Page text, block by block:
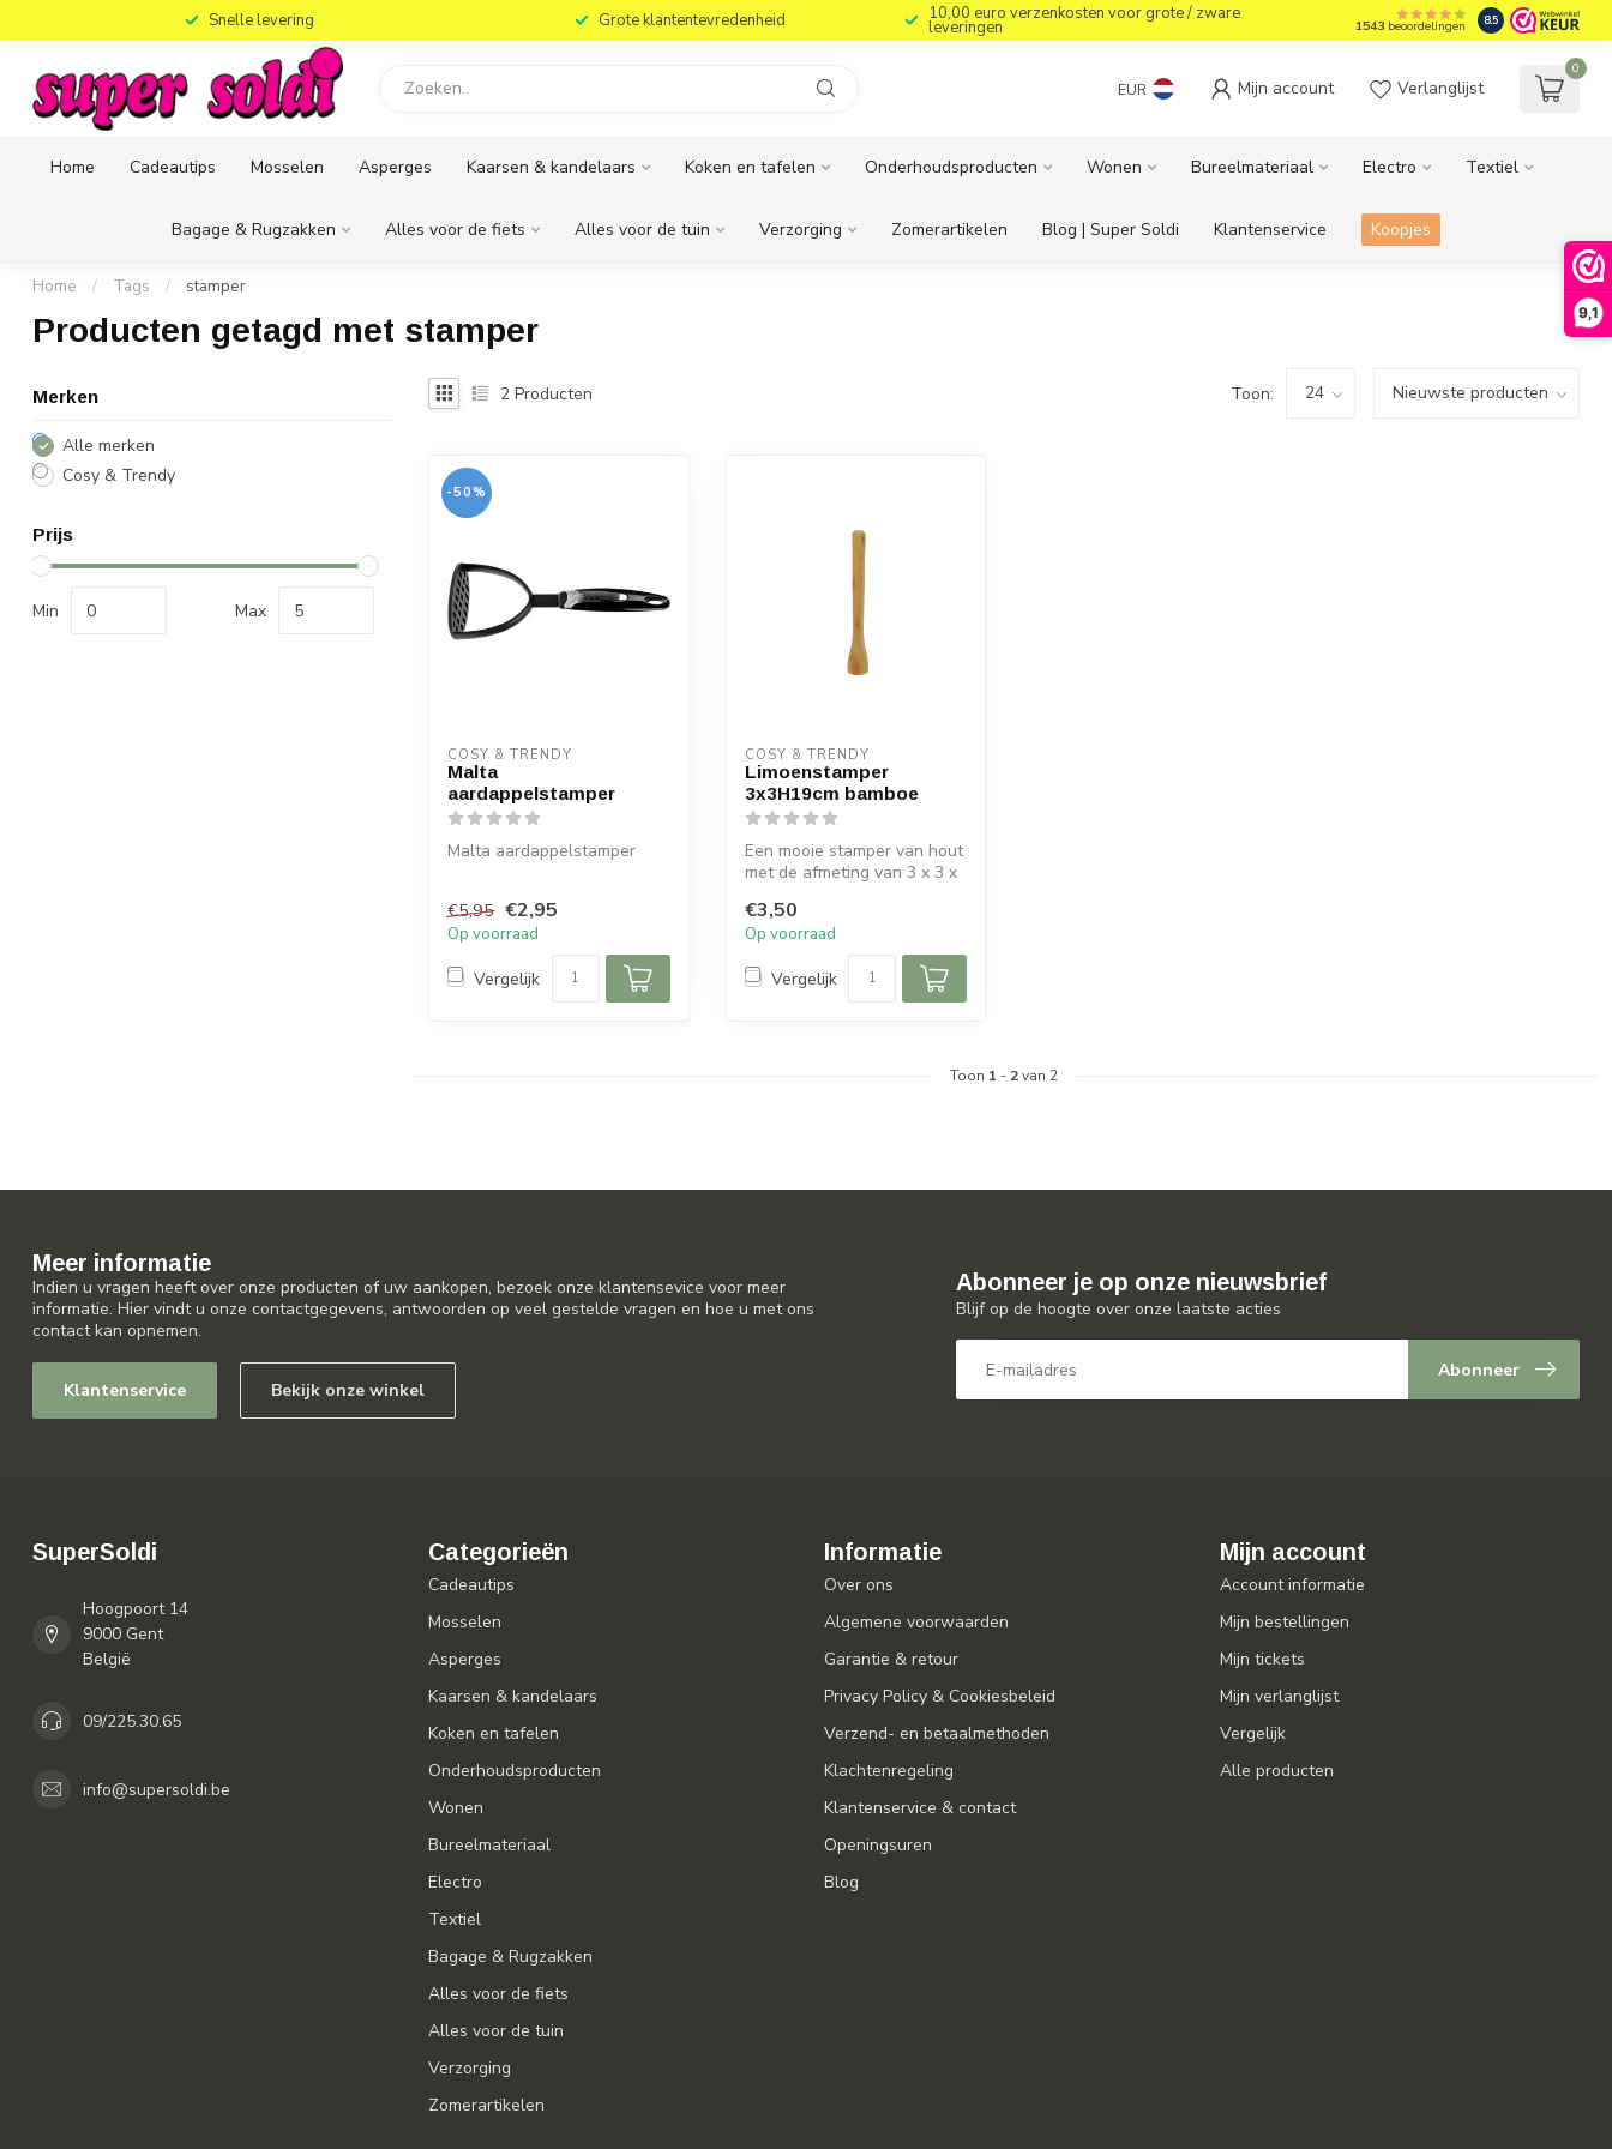
9,1
Snelle levering Grote klantentevredenheid 10,00 euro verzenkosten voor grote / zware
leveringen 1543beoordelingen 8.5
EUR Mijn account Verlanglijst
0
Home Cadeautips Mosselen Asperges Kaarsen & kandelaars Koken en tafelen Onderhoudsproducten Wonen Bureelmateriaal Electro Textiel
Bagage & Rugzakken Alles voor de fiets Alles voor de tuin Verzorging Zomerartikelen Blog | Super Soldi Klantenservice Koopjes
Home / Tags / stamper
Producten getagd met stamper
Merken
Alle merken
Cosy & Trendy
Prijs
Min Max
2 Producten Toon:
-50%
COSY & TRENDY
Malta
aardappelstamper
Malta aardappelstamper
€5,95 €2,95
Op voorraad
Vergelijk
COSY & TRENDY
Limoenstamper
3x3H19cm bamboe
Een mooie stamper van hout
met de afmeting van 3 x 3 x
€3,50
Op voorraad
Vergelijk
Toon 1 - 2van 2
Meer informatie
Indien u vragen heeft over onze producten of uw aankopen, bezoek onze klantensevice voor meer
informatie. Hier vindt u onze contactgegevens, antwoorden op veel gestelde vragen en hoe u met ons
contact kan opnemen.
Klantenservice Bekijk onze winkel
Abonneer je op onze nieuwsbrief
Blijf op de hoogte over onze laatste acties
Abonneer
SuperSoldi
Hoogpoort 14
9000 Gent
België
09/225.30.65
info@supersoldi.be
Categorieën
Cadeautips
Mosselen
Asperges
Kaarsen & kandelaars
Koken en tafelen
Onderhoudsproducten
Wonen
Bureelmateriaal
Electro
Textiel
Bagage & Rugzakken
Alles voor de fiets
Alles voor de tuin
Verzorging
Zomerartikelen
Informatie
Over ons
Algemene voorwaarden
Garantie & retour
Privacy Policy & Cookiesbeleid
Verzend- en betaalmethoden
Klachtenregeling
Klantenservice & contact
Openingsuren
Blog
Mijn account
Account informatie
Mijn bestellingen
Mijn tickets
Mijn verlanglijst
Vergelijk
Alle producten